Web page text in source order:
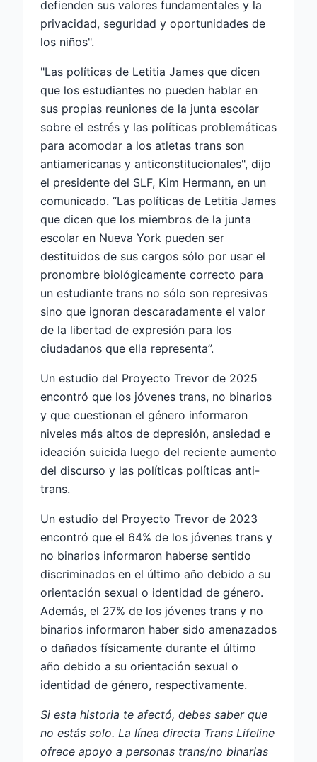
defienden sus valores fundamentales y la
privacidad, seguridad y oportunidades de
los niños".
"Las políticas de Letitia James que dicen
que los estudiantes no pueden hablar en
sus propias reuniones de la junta escolar
sobre el estrés y las políticas problemáticas
para acomodar a los atletas trans son
antiamericanas y anticonstitucionales", dijo
el presidente del SLF, Kim Hermann, en un
comunicado. “Las políticas de Letitia James
que dicen que los miembros de la junta
escolar en Nueva York pueden ser
destituidos de sus cargos sólo por usar el
pronombre biológicamente correcto para
un estudiante trans no sólo son represivas
sino que ignoran descaradamente el valor
de la libertad de expresión para los
ciudadanos que ella representa”.
Un estudio del Proyecto Trevor de 2025
encontró que los jóvenes trans, no binarios
y que cuestionan el género informaron
niveles más altos de depresión, ansiedad e
ideación suicida luego del reciente aumento
del discurso y las políticas políticas anti-
trans.
Un estudio del Proyecto Trevor de 2023
encontró que el 64% de los jóvenes trans y
no binarios informaron haberse sentido
discriminados en el último año debido a su
orientación sexual o identidad de género.
Además, el 27% de los jóvenes trans y no
binarios informaron haber sido amenazados
o dañados físicamente durante el último
año debido a su orientación sexual o
identidad de género, respectivamente.
Si esta historia te afectó, debes saber que
no estás solo. La línea directa Trans Lifeline
ofrece apoyo a personas trans/no binarias